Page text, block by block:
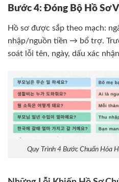
Bước 4: Đóng Bộ Hồ Sơ
Hồ sơ được sắp theo mạch:
nhập/nguồn tiền → bổ trợ.
soát lỗi tên, ngày, dấu xác
Quy Trình 4 Bước Chuẩn Hóa